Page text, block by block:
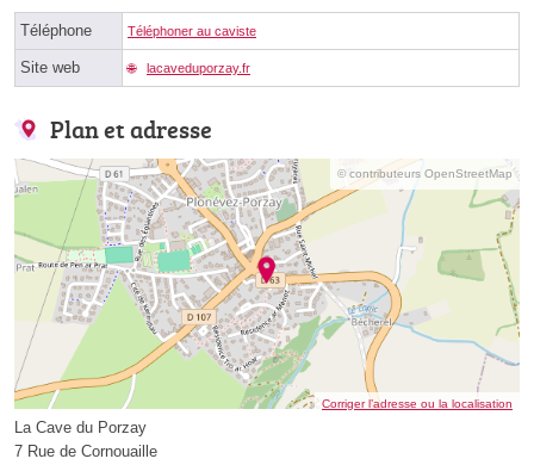
Téléphone Téléphoner au caviste
Site web lacaveduporzay.fr
Plan et adresse
© contributeurs OpenStreetMap
Corriger l’adresse ou la localisation
La Cave du Porzay
7 Rue de Cornouaille